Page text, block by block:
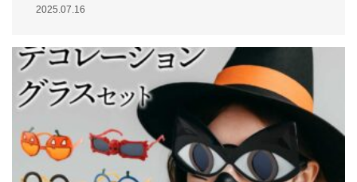
2025.07.16